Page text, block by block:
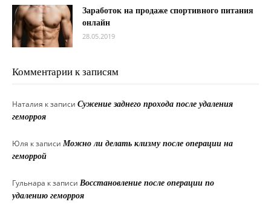
Заработок на продаже спортивного питания
онлайн
28.05.2019
Комментарии к записям
Наталия к записи Сужение заднего прохода после удаления
геморроя
Юля к записи Можно ли делать клизму после операции на
геморрой
Гульнара к записи Восстановление после операции по
удалению геморроя